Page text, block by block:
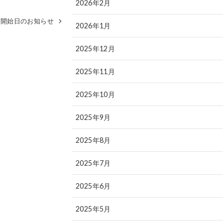
始日のお知らせ
2026年2月
2026年1月
2025年12月
2025年11月
2025年10月
2025年9月
2025年8月
2025年7月
2025年6月
2025年5月